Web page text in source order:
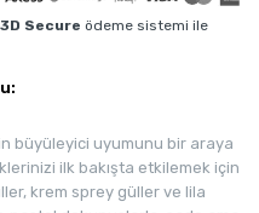
3D Secure ödeme sistemi ile
büyüleyici uyumunu bir araya
ilk bakışta etkilemek için
krem sprey güller ve lila